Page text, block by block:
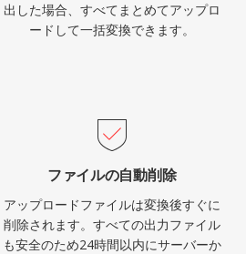
出した場合、すべてまとめてアップロ
ードして一括変換できます。
ファイルの自動削除
アップロードファイルは変換後すぐに
削除されます。すべての出力ファイル
も安全のため24時間以内にサーバーか